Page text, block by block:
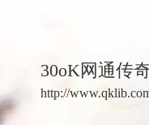
30oK网通传
http://